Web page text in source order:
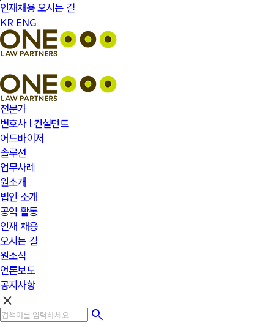
본문바로가기
인재채용오시는 길
KR ENG
전문가
변호사 l 컨설턴트
어드바이저
솔루션
업무사례
원소개
법인 소개
공익 활동
인재 채용
오시는 길
원소식
언론보도
공지사항
clear